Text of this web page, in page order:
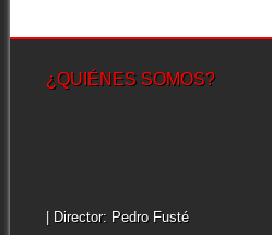
¿QUIÉNES SOMOS?
| Director: Pedro Fusté